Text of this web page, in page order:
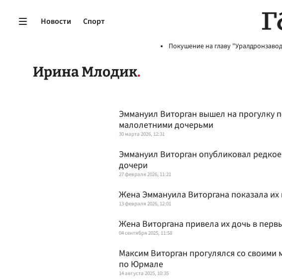
Новости Спорт
Покушение на главу
Ирина Млодик
Эммануил Виторган вышел на прогулку
малолетними дочерьми
30 марта 2026, 12:31
Эммануил Виторган опубликовал
дочери
27 февраля 2026, 11:21
Жена Эммануила Виторгана показала
13 февраля 2026, 12:01
Жена Виторгана привела их дочь в
04 сентября 2025, 11:58
Максим Виторган прогулялся со своими
по Юрмале
14 августа 2025, 10:35